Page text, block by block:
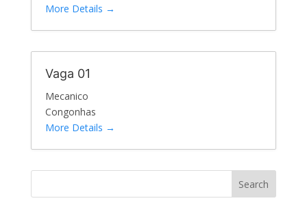
More Details
Vaga 01
Mecanico
Congonhas
More Details
Search